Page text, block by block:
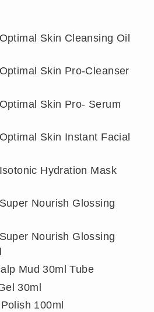
Skin Cleansing Oil
Skin Pro-Cleanser
Skin Pro- Serum
Skin Instant Facial
Hydration Mask
Nourish Glossing
Nourish Glossing
Mud 30ml Tube
30ml
100ml